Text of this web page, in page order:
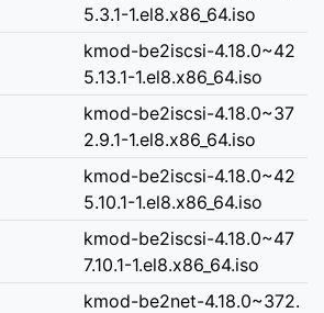
5.3.1-1.el8.x86_64.iso
kmod-be2iscsi-4.18.0~42
5.13.1-1.el8.x86_64.iso
kmod-be2iscsi-4.18.0~37
2.9.1-1.el8.x86_64.iso
kmod-be2iscsi-4.18.0~42
5.10.1-1.el8.x86_64.iso
kmod-be2iscsi-4.18.0~47
7.10.1-1.el8.x86_64.iso
kmod-be2net-4.18.0~372.